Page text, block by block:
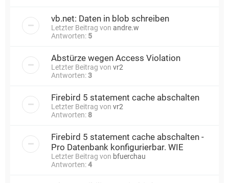
vb.net: Daten in blob schreiben
Letzter Beitrag von andre.w
Antworten: 5
Abstürze wegen Access Violation
Letzter Beitrag von vr2
Antworten:3
Firebird 5 statement cache abschalten
Letzter Beitrag von vr2
Antworten: 8
Firebird 5 statement cache abschalten -
Pro Datenbank konfigurierbar. WIE
Letzter Beitrag von bfuerchau
Antworten:4